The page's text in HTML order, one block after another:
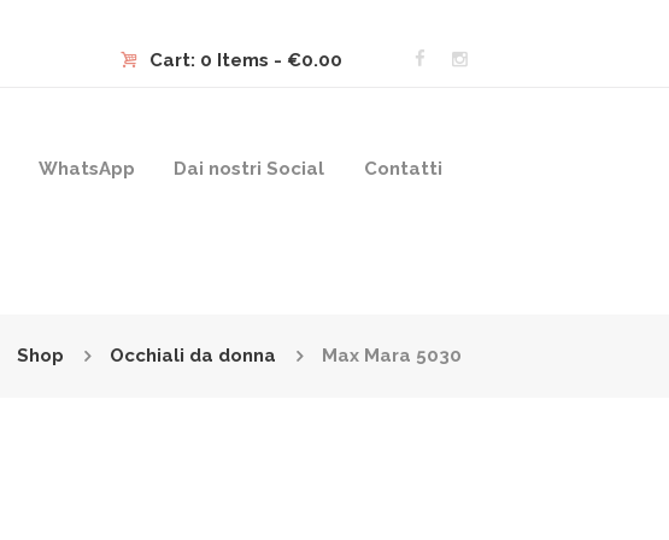
Cart: 0 Items - €0.00
WhatsApp Dai nostri Social Contatti
Shop Occhiali da donna Max Mara 5030